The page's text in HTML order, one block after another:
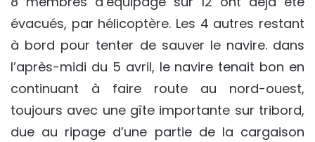
évacués, par hélicoptère. Les 4 autres restant
à bord pour tenter de sauver le navire. dans
l’après-midi du 5 avril, le navire tenait bon en
continuant à faire route au nord-ouest,
toujours avec une gîte importante sur tribord,
due au ripage d’une partie de la cargaison